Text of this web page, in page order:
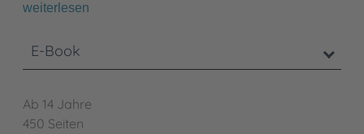
weiterlesen
E-Book
Ab 14 Jahre
450 Seiten